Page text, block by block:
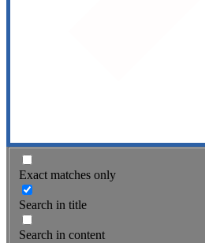
Exact matches only
Search in title
Search in content